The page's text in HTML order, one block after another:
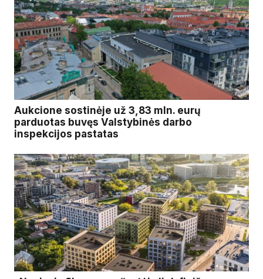
Aukcione sostinėje už 3,83 mln. eurų
parduotas buvęs Valstybinės darbo
inspekcijos pastatas